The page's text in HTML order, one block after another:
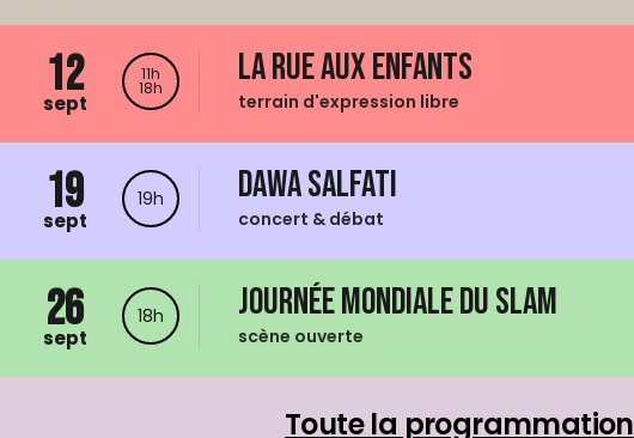
12
sept
11h
18h La Rue aux enfants
terrain d'expression libre
19
sept
19h Dawa Salfati
concert & débat
26
sept
18h Journée mondiale du Slam
scène ouverte
Toute la programmation